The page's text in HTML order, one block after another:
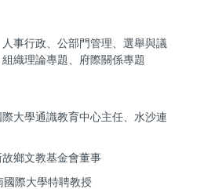
事行政、公部門管理、選舉與議
織理論專題、府際關係專題
大學通識教育中心主任、水沙連
鄉文教基金會董事
際大學特聘教授